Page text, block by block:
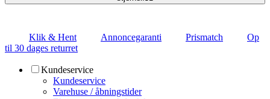
Klik & Hent Annoncegaranti Prismatch
Op
til 30 dages returret
Kundeservice
Kundeservice
Varehuse / åbningstider